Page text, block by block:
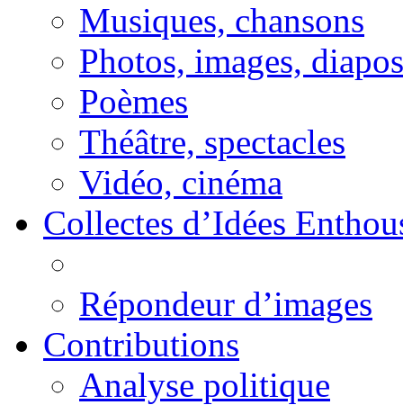
Musiques, chansons
Photos, images, diapos
Poèmes
Théâtre, spectacles
Vidéo, cinéma
Collectes d’Idées
Répondeur d’images
Contributions
Analyse politique